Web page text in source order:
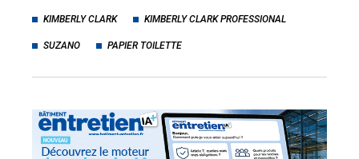
KIMBERLY CLARK KIMBERLY CLARK PROFESSIONAL
SUZANO PAPIER TOILETTE